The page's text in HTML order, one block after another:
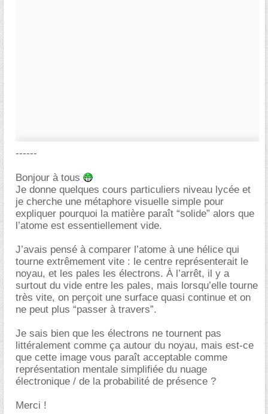
------
Bonjour à tous
Je donne quelques cours particuliers niveau lycée et
je cherche une métaphore visuelle simple pour
expliquer pourquoi la matière paraît “solide” alors que
l’atome est essentiellement vide.
J’avais pensé à comparer l’atome à une hélice qui
tourne extrêmement vite : le centre représenterait le
noyau, et les pales les électrons. À l’arrêt, il y a
surtout du vide entre les pales, mais lorsqu’elle tourne
très vite, on perçoit une surface quasi continue et on
ne peut plus “passer à travers”.
Je sais bien que les électrons ne tournent pas
littéralement comme ça autour du noyau, mais est-ce
que cette image vous paraît acceptable comme
représentation mentale simplifiée du nuage
électronique / de la probabilité de présence ?
Merci !